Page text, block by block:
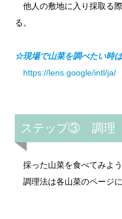
他人の敷地に入り採取る
る。
☆現場で山菜を調べたい時
https://lens.google/intl/ja/
ステップ③ 調理
採った山菜を食べてみよう
調理法は各山菜のページに